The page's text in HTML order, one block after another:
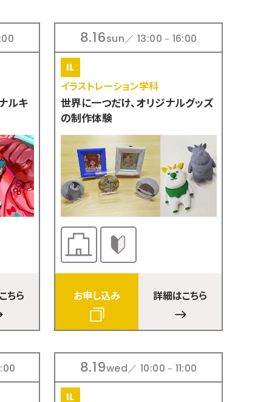
ルキ
ちら
8.16sun／ 13:00－16:00
イラストレーション学科
世界に一つだけ、オリジナルグッズ
の制作体験
お申し込み 詳細はこちら
8.19wed／ 10:00－11:00